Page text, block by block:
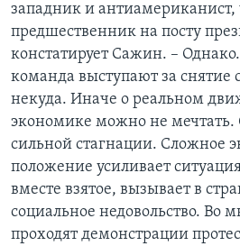
западник и антиамериканист,
предшественник на посту
констатирует Сажин. –
команда выступают за снятие
некуда. Иначе о реальном
экономике можно не мечтать.
сильной стагнации. Сложное
положение усиливает
вместе взятое, вызывает в
социальное недовольство. Во
проходят демонстрации